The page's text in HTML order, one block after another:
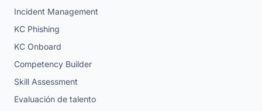
Incident Management
KC Phishing
KC Onboard
Competency Builder
Skill Assessment
Evaluación de talento